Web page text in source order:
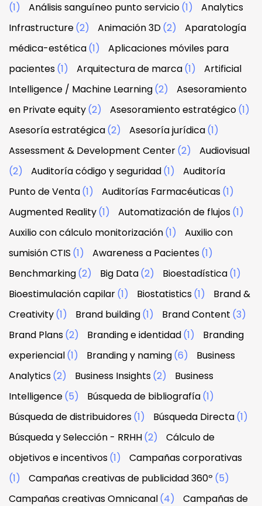
(1)
Análisis sanguíneo punto servicio(1)
Analytics
Infrastructure(2) Animación 3D(2)
Aparatología
médica-estética(1)
Aplicaciones móviles para
pacientes(1) Arquitectura de marca(1)
Artificial
Intelligence / Machine Learning(2)
Asesoramiento
en Private equity(2) Asesoramiento estratégico(1)
Asesoría estratégica(2) Asesoría jurídica(1)
Assessment & Development Center(2)
Audiovisual
(2)
Auditoría código y seguridad(1)
Auditoría
Punto de Venta(1) Auditorías Farmacéuticas(1)
Augmented Reality(1) Automatización de flujos(1)
Auxilio con cálculo monitorización(1)
Auxilio con
sumisión CTIS (1) Awareness a Pacientes(1)
Benchmarking(2) Big Data(2) Bioestadística(1)
Bioestimulación capilar(1) Biostatistics(1)
Brand &
Creativity(1) Brand building(1) Brand Content (3)
Brand Plans(2) Branding e identidad(1)
Branding
experiencial(1) Branding y naming(6)
Business
Analytics(2) Business Insights(2)
Business
Intelligence(5) Búsqueda de bibliografía(1)
Búsqueda de distribuidores(1) Búsqueda Directa(1)
Búsqueda y Selección - RRHH(2)
Cálculo de
objetivos e incentivos(1)
Campañas corporativas
(1)
Campañas creativas de publicidad 360º (5)
Campañas creativas Omnicanal(4)
Campañas de